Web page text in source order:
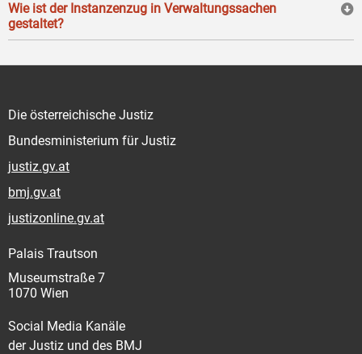
Wie ist der Instanzenzug in Verwaltungssachen
gestaltet?
Die österreichische Justiz
Bundesministerium für Justiz
justiz.gv.at
bmj.gv.at
justizonline.gv.at
Palais Trautson
Museumstraße 7
1070 Wien
Social Media Kanäle
der Justiz und des BMJ